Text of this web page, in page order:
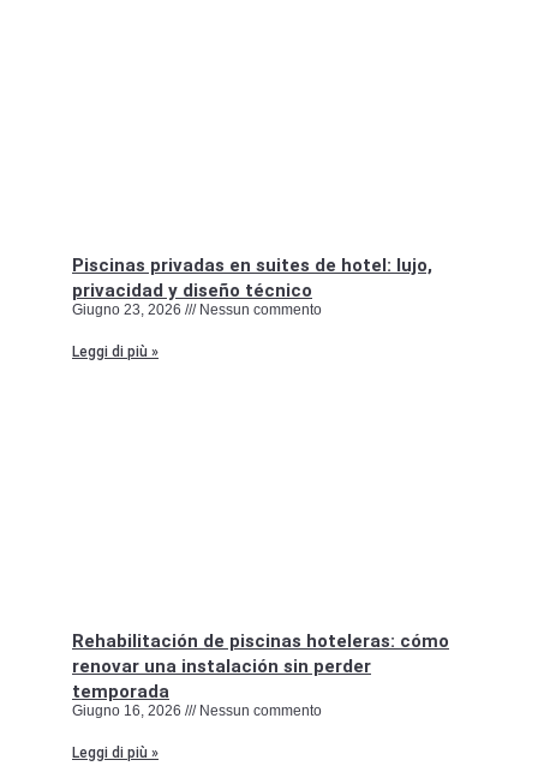
Piscinas privadas en suites de hotel: lujo,
privacidad y diseño técnico
Giugno 23, 2026 Nessun commento
Leggi di più »
Rehabilitación de piscinas hoteleras: cómo
renovar una instalación sin perder
temporada
Giugno 16, 2026 Nessun commento
Leggi di più »